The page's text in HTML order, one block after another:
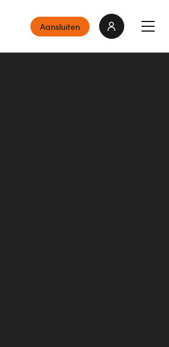
Aansluiten